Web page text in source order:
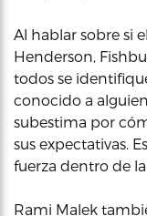
Al hablar sobre si
Henderson,
todos se
conocido a
subestima por
sus expectativas.
fuerza dentro de la
Rami Malek